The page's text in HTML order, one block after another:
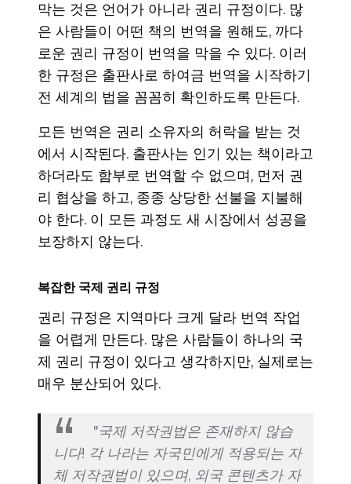
막는 것은 언어가 아니라 권리 규정이다. 많
은 사람들이 어떤 책의 번역을 원해도, 까다
로운 권리 규정이 번역을 막을 수 있다. 이러
한 규정은 출판사로 하여금 번역을 시작하기
전 세계의 법을 꼼꼼히 확인하도록 만든다.
모든 번역은 권리 소유자의 허락을 받는 것
에서 시작된다. 출판사는 인기 있는 책이라고
하더라도 함부로 번역할 수 없으며, 먼저 권
리 협상을 하고, 종종 상당한 선불을 지불해
야 한다. 이 모든 과정도 새 시장에서 성공을
보장하지 않는다.
복잡한 국제 권리 규정
권리 규정은 지역마다 크게 달라 번역 작업
을 어렵게 만든다. 많은 사람들이 하나의 국
제 권리 규정이 있다고 생각하지만, 실제로는
매우 분산되어 있다.
"국제 저작권법은 존재하지 않습
니다! 각 나라는 자국민에게 적용되는 자
체 저작권법이 있으며, 외국 콘텐츠가 자